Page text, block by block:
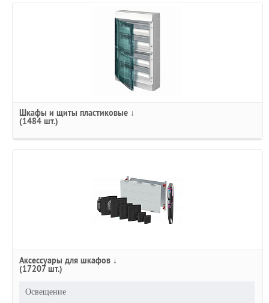
Шкафы и щиты пластиковые ↓
(1484 шт.)
Аксессуары для шкафов ↓
(17207 шт.)
Освещение